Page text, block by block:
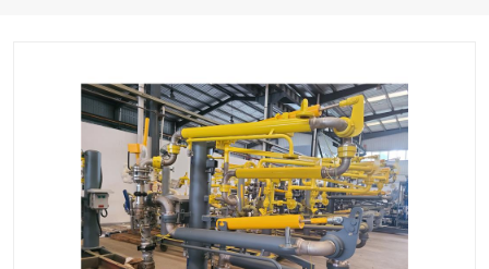
LNG鹤管 活动梯
平台栈桥 卸车鹤管
装车鹤管 输油臂
紧急脱离干式接头 火车鹤管